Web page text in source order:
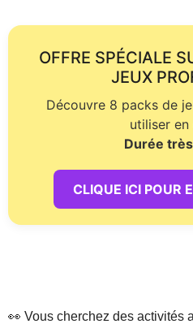
OFFRE SPÉCIALE
JEUX
Découvre 8 packs de
utiliser en
Durée
CLIQUE ICI POUR
👀 Vous cherchez des activités